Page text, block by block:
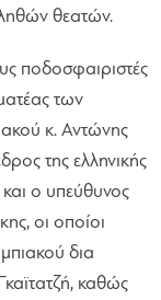
θεατών.
ποδοσφαιριστές
των
κ. Αντώνης
της ελληνικής
και ο υπεύθυνος
οι οποίοι
δια
καθώς